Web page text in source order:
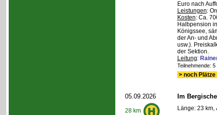
Euro nach
Leistungen:
Kosten: Ca.
Halbpension
Königssee,
der An- und
usw.).
der Sektion.
Leitung:
Teilnehmende:
> noch
05.09.2026
28 km
Im
Länge: 23 km,